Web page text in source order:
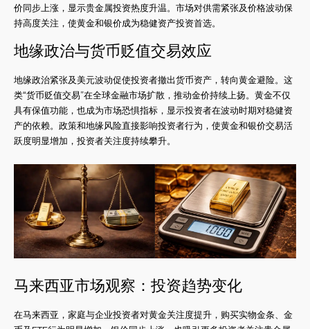
价同步上涨，显示贵金属投资热度升温。市场对供需紧张及价格波动保
持高度关注，使黄金和银价成为稳健资产投资首选。
地缘政治与货币贬值交易效应
地缘政治紧张及美元波动促使投资者撤出货币资产，转向黄金避险。这
类“货币贬值交易”在全球金融市场扩散，推动金价持续上扬。黄金不仅
具有保值功能，也成为市场恐惧指标，显示投资者在波动时期对稳健资
产的依赖。政策和地缘风险直接影响投资者行为，使黄金和银价交易活
跃度明显增加，投资者关注度持续攀升。
马来西亚市场观察：投资趋势变化
在马来西亚，家庭与企业投资者对黄金关注度提升，购买实物金条、金